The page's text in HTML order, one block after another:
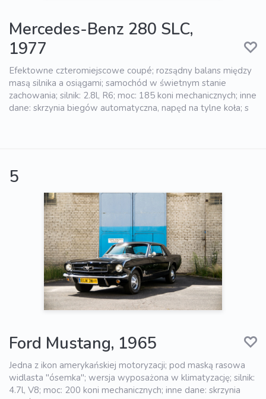
Mercedes-Benz 280 SLC,
1977
Efektowne czteromiejscowe coupé; rozsądny balans między
masą silnika a osiągami; samochód w świetnym stanie
zachowania; silnik: 2.8l, R6; moc: 185 koni mechanicznych; inne
dane: skrzynia biegów automatyczna, napęd na tylne koła; s
5
Ford Mustang, 1965
Jedna z ikon amerykańskiej motoryzacji; pod maską rasowa
widlasta "ósemka"; wersja wyposażona w klimatyzację; silnik:
4.7l, V8; moc: 200 koni mechanicznych; inne dane: skrzynia